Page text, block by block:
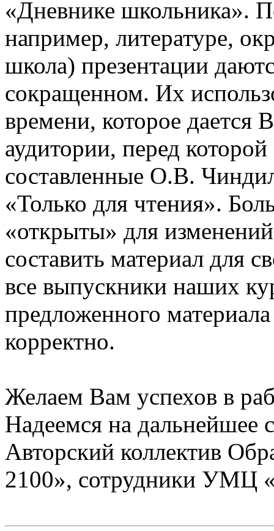
«Дневнике школьника».
например, литературе,
школа) презентации
сокращенном. Их
времени, которое дается
аудитории, перед
составленные О.В.
«Только для чтения».
«открыты» для
составить материал для
все выпускники наших
предложенного
корректно.
Желаем Вам успехов в
Надеемся на дальнейшее
Авторский коллектив
2100», сотрудники УМЦ